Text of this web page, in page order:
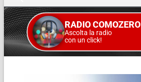
RADIO COMOZERO
Ascolta la radio
con un click!